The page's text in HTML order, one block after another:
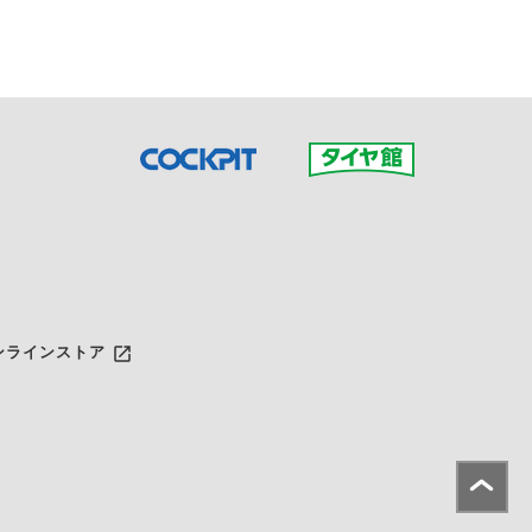
ラインストア launch